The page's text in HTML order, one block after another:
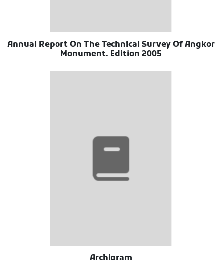
Annual Report On The Technical Survey Of Angkor
Monument. Edition 2005